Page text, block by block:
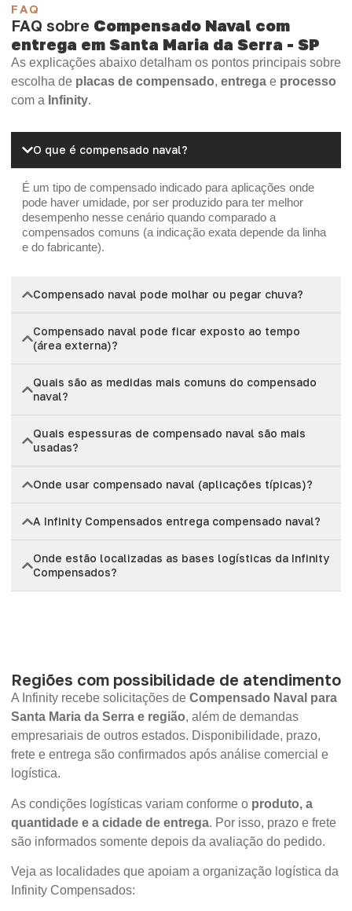
FAQ
FAQ sobre Compensado Naval com
entrega em Santa Maria da Serra - SP
As explicações abaixo detalham os pontos principais sobre
escolha de placas de compensado, entrega e processo
com a Infinity.
O que é compensado naval?
É um tipo de compensado indicado para aplicações onde
pode haver umidade, por ser produzido para ter melhor
desempenho nesse cenário quando comparado a
compensados comuns (a indicação exata depende da linha
e do fabricante).
Compensado naval pode molhar ou pegar chuva?
Compensado naval pode ficar exposto ao tempo
(área externa)?
Quais são as medidas mais comuns do compensado
naval?
Quais espessuras de compensado naval são mais
usadas?
Onde usar compensado naval (aplicações típicas)?
A Infinity Compensados entrega compensado naval?
Onde estão localizadas as bases logísticas da Infinity
Compensados?
Regiões com possibilidade de atendimento
A Infinity recebe solicitações de Compensado Naval para
Santa Maria da Serra e região, além de demandas
empresariais de outros estados. Disponibilidade, prazo,
frete e entrega são confirmados após análise comercial e
logística.
As condições logísticas variam conforme o produto, a
quantidade e a cidade de entrega. Por isso, prazo e frete
são informados somente depois da avaliação do pedido.
Veja as localidades que apoiam a organização logística da
Infinity Compensados: